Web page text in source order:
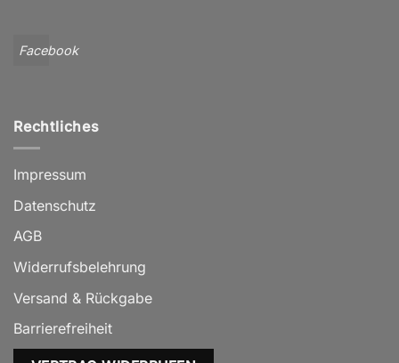
Facebook
Rechtliches
Impressum
Datenschutz
AGB
Widerrufsbelehrung
Versand & Rückgabe
Barrierefreiheit